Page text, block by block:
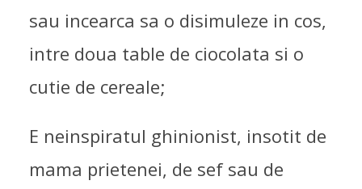
sau incearca sa o disimuleze in cos,
intre doua table de ciocolata si o
cutie de cereale;
E neinspiratul ghinionist, insotit de
mama prietenei, de sef sau de